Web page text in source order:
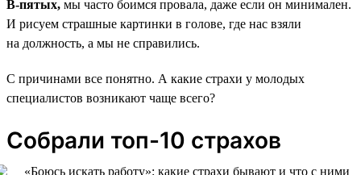
В-пятых, мы часто боимся провала, даже если он минимален.
И рисуем страшные картинки в голове, где нас взяли
на должность, а мы не справились.
С причинами все понятно. А какие страхи у молодых
специалистов возникают чаще всего?
Собрали топ-10 страхов